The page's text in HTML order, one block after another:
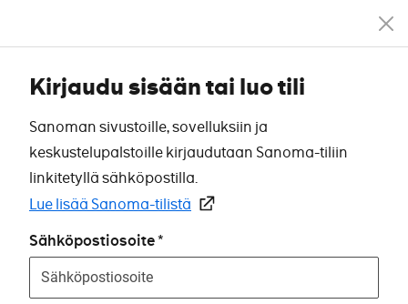
Kirjaudu sisään tai luo tili
Sanoman sivustoille, sovelluksiin ja
keskustelupalstoille kirjaudutaan Sanoma-tiliin
linkitetyllä sähköpostilla.
Lue lisää Sanoma-tilistä
Sähköpostiosoite